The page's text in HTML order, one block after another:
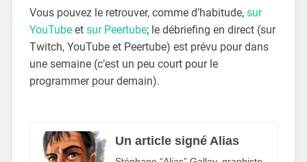
Vous pouvez le retrouver, comme d’habitude, sur
YouTubeet sur Peertube; le débriefing en direct (sur
Twitch, YouTube et Peertube) est prévu pour dans
une semaine (c’est un peu court pour le
programmer pour demain).
Un article signé Alias